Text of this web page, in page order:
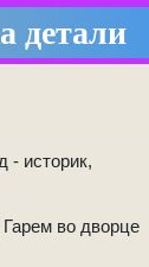
детали
- историк,
во дворце